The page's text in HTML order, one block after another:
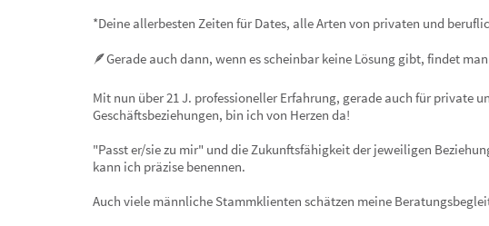
*Deine allerbesten Zeiten für Dates, alle Arten von privaten und
🪶Gerade auch dann, wenn es scheinbar keine Lösung gibt, findet
Mit nun über 21 J. professioneller Erfahrung, gerade auch für private
Geschäftsbeziehungen, bin ich von Herzen da!
"Passt er/sie zu mir" und die Zukunftsfähigkeit der jeweiligen
kann ich präzise benennen.
Auch viele männliche Stammklienten schätzen meine